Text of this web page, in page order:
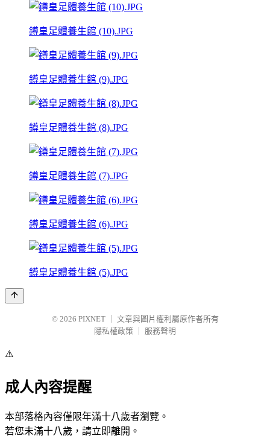
鐏皇足體養生館 (10).JPG
鐏皇足體養生館 (9).JPG
鐏皇足體養生館 (8).JPG
鐏皇足體養生館 (7).JPG
鐏皇足體養生館 (6).JPG
鐏皇足體養生館 (5).JPG
© 2026 PIXNET
文章與圖片權利屬原作者所有
隱私權政策
服務聲明
⚠️
成人內容提醒
本部落格內容僅限年滿十八歲者瀏覽。
若您未滿十八歲，請立即離開。